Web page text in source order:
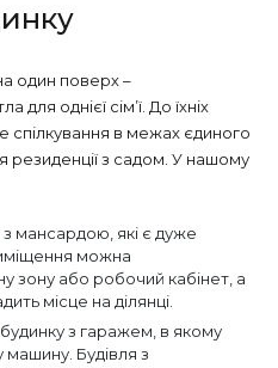
один поверх –
однієї сім’ї. До їхніх
спілкування в межах єдиного
резиденції з садом. У нашому
мансардою, які є дуже
можна
зону або робочий кабінет, а
місце на ділянці.
з гаражем, в якому
машину. Будівля з